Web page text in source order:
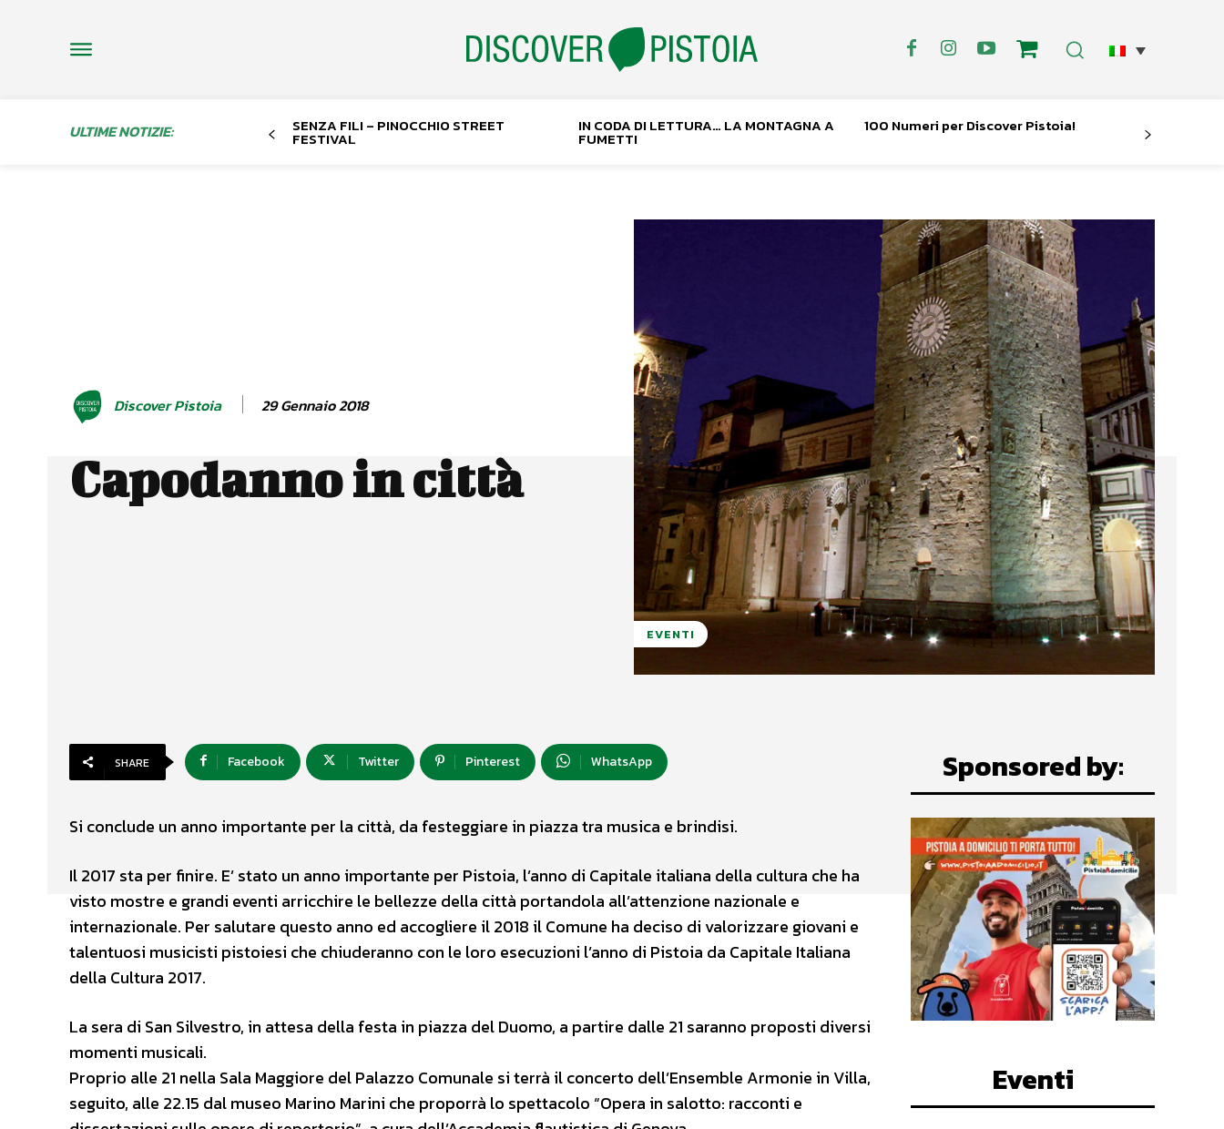
ULTIME NOTIZIE: SENZA FILI – PINOCCHIO STREET
FESTIVAL
IN CODA DI LETTURA… LA MONTAGNA A
FUMETTI
100 Numeri per Discover Pistoia!
Discover Pistoia 29 Gennaio 2018
Capodanno in città
EVENTI
SHARE Facebook Twitter Pinterest WhatsApp
Si conclude un anno importante per la città, da festeggiare in piazza tra musica e brindisi.
Il 2017 sta per finire. E’ stato un anno importante per Pistoia, l’anno di Capitale italiana della cultura che ha
visto mostre e grandi eventi arricchire le bellezze della città portandola all’attenzione nazionale e
internazionale. Per salutare questo anno ed accogliere il 2018 il Comune ha deciso di valorizzare giovani e
talentuosi musicisti pistoiesi che chiuderanno con le loro esecuzioni l’anno di Pistoia da Capitale Italiana
della Cultura 2017.
La sera di San Silvestro, in attesa della festa in piazza del Duomo, a partire dalle 21 saranno proposti diversi
momenti musicali.
Proprio alle 21 nella Sala Maggiore del Palazzo Comunale si terrà il concerto dell’Ensemble Armonie in Villa,
seguito, alle 22.15 dal museo Marino Marini che proporrà lo spettacolo “Opera in salotto: racconti e
Sponsored by:
Eventi